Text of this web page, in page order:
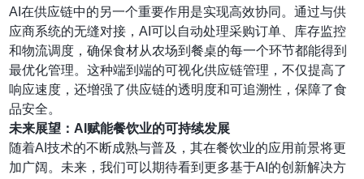
AI在供应链中的另一个重要作用是实现高效协同。通过与供
应商系统的无缝对接，AI可以自动处理采购订单、库存监控
和物流调度，确保食材从农场到餐桌的每一个环节都能得到
最优化管理。这种端到端的可视化供应链管理，不仅提高了
响应速度，还增强了供应链的透明度和可追溯性，保障了食
品安全。
未来展望：AI赋能餐饮业的可持续发展
随着AI技术的不断成熟与普及，其在餐饮业的应用前景将更
加广阔。未来，我们可以期待看到更多基于AI的创新解决方